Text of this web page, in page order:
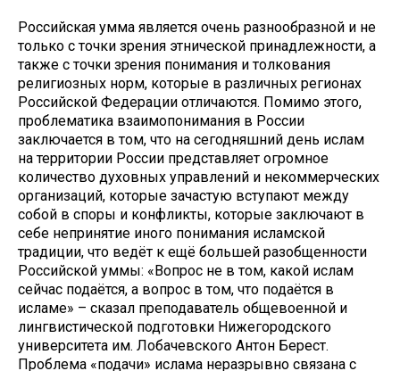
Российская умма является очень разнообразной и не
только с точки зрения этнической принадлежности, а
также с точки зрения понимания и толкования
религиозных норм, которые в различных регионах
Российской Федерации отличаются. Помимо этого,
проблематика взаимопонимания в России
заключается в том, что на сегодняшний день ислам
на территории России представляет огромное
количество духовных управлений и некоммерческих
организаций, которые зачастую вступают между
собой в споры и конфликты, которые заключают в
себе непринятие иного понимания исламской
традиции, что ведёт к ещё большей разобщенности
Российской уммы: «Вопрос не в том, какой ислам
сейчас подаётся, а вопрос в том, что подаётся в
исламе» – сказал преподаватель общевоенной и
лингвистической подготовки Нижегородского
университета им. Лобачевского Антон Берест.
Проблема «подачи» ислама неразрывно связана с